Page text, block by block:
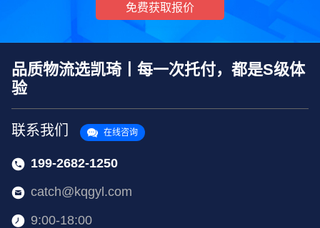
免费获取报价
品质物流选凯琦丨每一次托付，都是S级体
验
联系我们 在线咨询
199-2682-1250
catch@kqgyl.com
9:00-18:00